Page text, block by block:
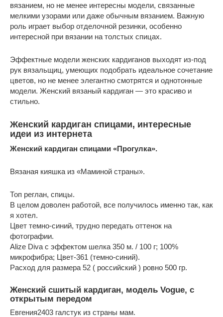
вязанием, но не менее интересны модели, связанные
мелкими узорами или даже обычным вязанием. Важную
роль играет выбор отделочной резинки, особенно
интересной при вязании на толстых спицах.
Эффектные модели женских кардиганов выходят из-под
рук вязальщиц, умеющих подобрать идеальное сочетание
цветов, но не менее элегантно смотрятся и однотонные
модели. Женский вязаный кардиган — это красиво и
стильно.
Женский кардиган спицами, интересные
идеи из интернета
Женский кардиган спицами «Прогулка».
Вязаная кияшка из «Маминой страны».
Топ реглан, спицы.
В целом доволен работой, все получилось именно так, как
я хотел.
Цвет темно-синий, трудно передать оттенок на
фотографии.
Alize Diva с эффектом шелка 350 м. / 100 г; 100%
микрофибра; Цвет-361 (темно-синий).
Расход для размера 52 ( российский ) ровно 500 гр.
Женский сшитый кардиган, модель Vogue, с
открытым передом
Евгения2403 галстук из страны мам.